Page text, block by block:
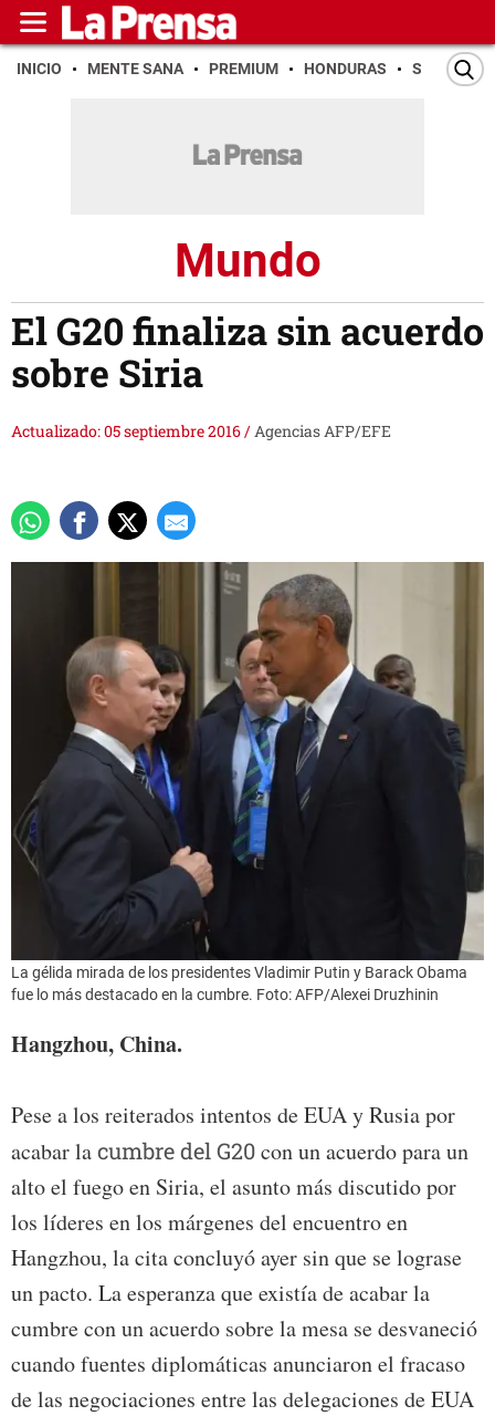
INICIO MENTE SANA PREMIUM HONDURAS SAN PEDRO
Mundo
El G20 finaliza sin acuerdo
sobre Siria
Actualizado: 05 septiembre 2016/Agencias AFP/EFE
La gélida mirada de los presidentes Vladimir Putin y Barack Obama
fue lo más destacado en la cumbre. Foto: AFP/Alexei Druzhinin
Hangzhou, China.
Pese a los reiterados intentos de EUA y Rusia por
acabar lacumbre del G20con un acuerdo para un
alto el fuego en Siria, el asunto más discutido por
los líderes en los márgenes del encuentro en
Hangzhou, la cita concluyó ayer sin que se lograse
un pacto. La esperanza que existía de acabar la
cumbre con un acuerdo sobre la mesa se desvaneció
cuando fuentes diplomáticas anunciaron el fracaso
de las negociaciones entre las delegaciones de EUA